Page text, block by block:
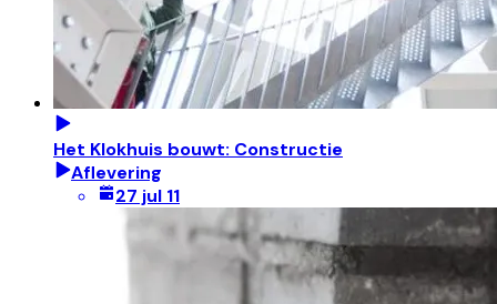
Het Klokhuis bouwt: Constructie
Aflevering
27 jul 11